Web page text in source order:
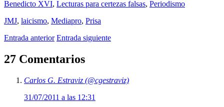
Benedicto XVI, Lecturas para certezas falsas, Periodismo
JMJ, laicismo, Mediapro, Prisa
Entrada anterior Entrada siguiente
27 Comentarios
Carlos G. Estraviz (@cgestraviz)
31/07/2011 a las 12:31